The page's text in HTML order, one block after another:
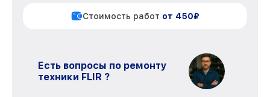
Стоимость работ от 450₽
Есть вопросы по ремонту
техники FLIR ?